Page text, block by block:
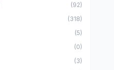
(92)
(318)
(5)
(0)
(3)